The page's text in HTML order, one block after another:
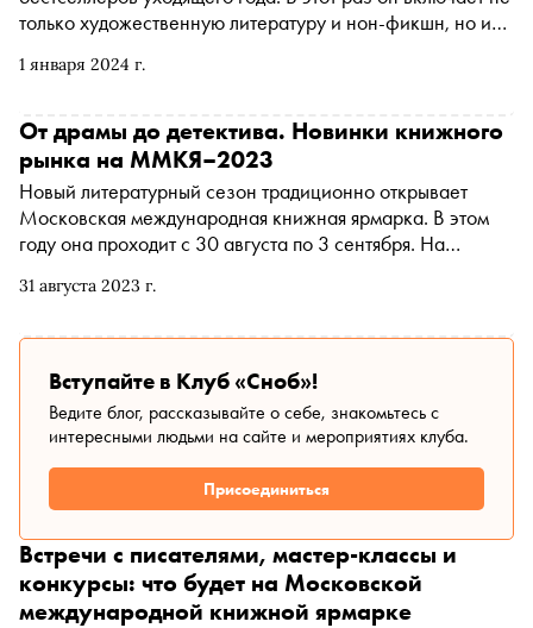
1 января 2024 г.
только художественную литературу и нон-фикшн, но и
конце 2022 года, а некоторые были переизданы
31 августа 2023 г.
От драмы до детектива. Новинки книжного
рынка на ММКЯ–2023
Новый литературный сезон традиционно открывает
Московская международная книжная ярмарка. В этом
году она проходит с 30 августа по 3 сентября. На
России, Беларуси, Германии, Казахстана, Китая и Ирана.
литературы «Литрес» Анна Данилина рассказала о
семи любопытных книжных новинках в разных жанрах:
от исторической драмы до китайского детектива
Вступайте в Клуб «Сноб»!
Ведите блог, рассказывайте о себе, знакомьтесь с
интересными людьми на сайте и мероприятиях клуба.
Присоединиться
Встречи с писателями, мастер-классы и
конкурсы: что будет на Московской
международной книжной ярмарке